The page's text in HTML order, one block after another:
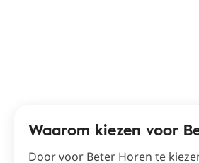
Waarom kiezen voor
Door voor Beter Horen te